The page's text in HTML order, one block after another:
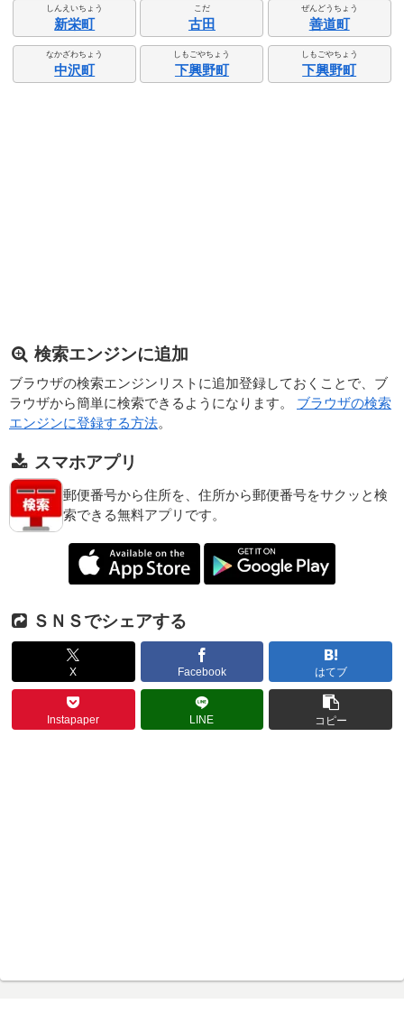
しんえいちょう
新栄町
こだ
古田
ぜんどうちょう
善道町
なかざわちょう
中沢町
しもごやちょう
下興野町
しもごやちょう
下興野町
検索エンジンに追加
ブラウザの検索エンジンリストに追加登録しておくことで、ブ
ラウザから簡単に検索できるようになります。 ブラウザの検索
エンジンに登録する方法。
スマホアプリ
郵便番号から住所を、住所から郵便番号をサクッと検
索できる無料アプリです。
ＳＮＳでシェアする
X Facebook はてブ
Instapaper LINE コピー